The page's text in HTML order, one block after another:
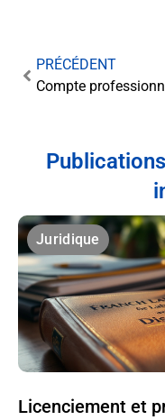
PRÉCÉDENT
Juridique
Licenciement et